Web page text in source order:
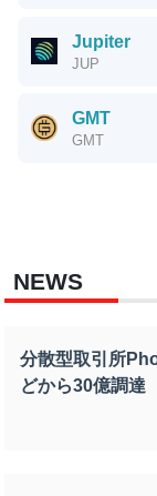
Jupiter
JUP
GMT
GMT
NEWS
分散型取引所
どから30億調達